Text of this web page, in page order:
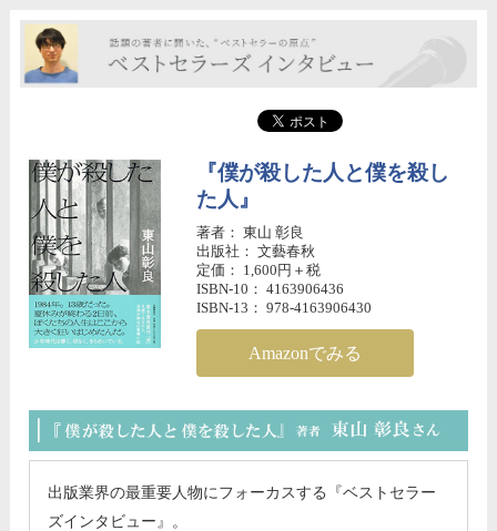
『僕が殺した人と僕を殺し
た人』
著者： 東山 彰良
出版社： 文藝春秋
定価： 1,600円＋税
ISBN-10： 4163906436
ISBN-13： 978-4163906430
Amazonでみる
出版業界の最重要人物にフォーカスする『ベストセラー
ズインタビュー』。